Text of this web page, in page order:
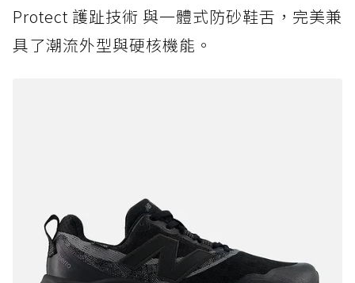
Protect 護趾技術 與一體式防砂鞋舌，完美兼
具了潮流外型與硬核機能。